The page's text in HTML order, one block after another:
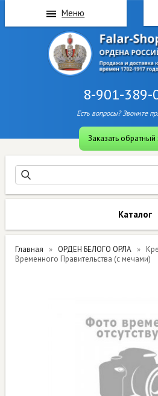
8-901-389-
Есть вопросы? Звоните
Заказать обратный
Каталог
Главная ОРДЕН БЕЛОГО ОРЛА
Временного Правительства (с мечами)
Меню